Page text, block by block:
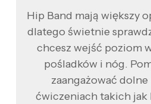
Hip Band mają większy
dlatego świetnie
chcesz wejść poziom
pośladków i nóg.
zaangażować dolne
ćwiczeniach takich